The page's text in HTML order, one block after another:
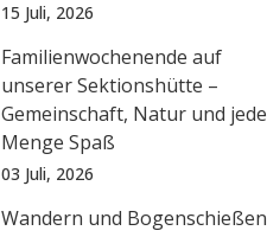
15 Juli, 2026
Familienwochenende auf
unserer Sektionshütte –
Gemeinschaft, Natur und jede
Menge Spaß
03 Juli, 2026
Wandern und Bogenschießen